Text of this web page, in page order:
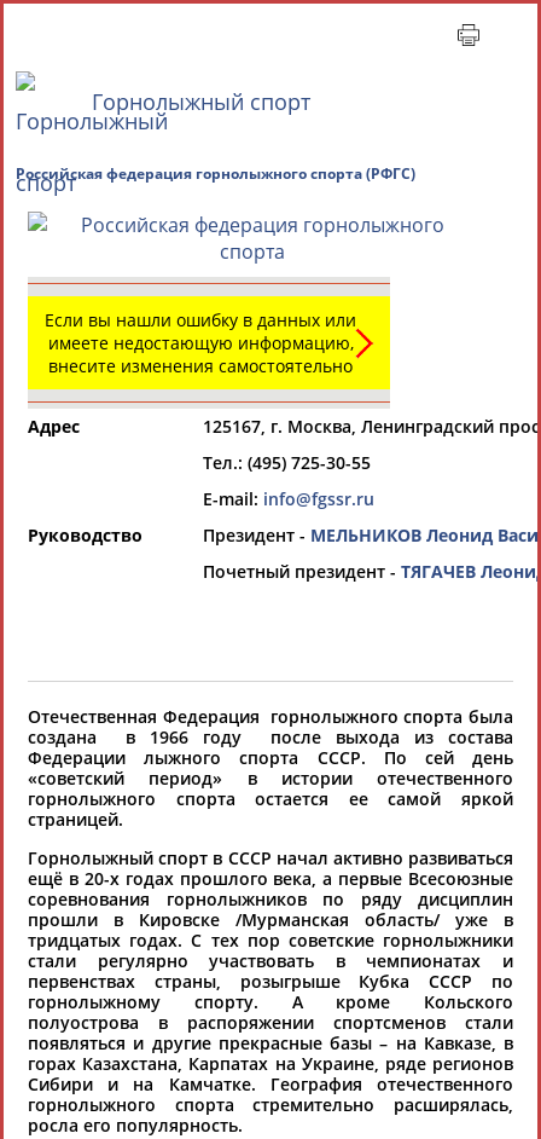
Главная »
ТАБЛО АКТИВНОСТИ
РЕСУРСНАЯ ПЛОЩАДКА
Всероссийские спортивные организации
Выберите другой тип организаций
Вид спорта
Выберите из списка
Если вы решили разместить информацию о
хорошо известной вам спортивной
организации или обнаружили какую-либо
ошибку в уже опубликованных данных и
хотите ее исправить, пожалуйста, вы можете
это сделать самостоятельно
Горнолыжный спорт
Российская федерация горнолыжного спорта
Если вы нашли ошибку в данных или
имеете недостающую информацию,
внесите изменения самостоятельно
Адрес
125167, г. Москва, Ленинградский
Тел.: (495) 725-30-55
E-mail: info@fgssr.ru
Руководство
Президент - МЕЛЬНИКОВ Леонид
Почетный президент - ТЯГАЧЕВ
Отечественная Федерация горнолыжного спорта была
создана в 1966 году после выхода из состава
Федерации лыжного спорта СССР. По сей день
«советский период» в истории отечественного
горнолыжного спорта остается ее самой яркой
страницей.
Горнолыжный спорт в СССР начал активно развиваться
ещё в 20-х годах прошлого века, а первые Всесоюзные
соревнования горнолыжников по ряду дисциплин
прошли в Кировске /Мурманская область/ уже в
тридцатых годах. С тех пор советские горнолыжники
стали регулярно участвовать в чемпионатах и
первенствах страны, розыгрыше Кубка СССР по
горнолыжному спорту. А кроме Кольского
полуострова в распоряжении спортсменов стали
появляться и другие прекрасные базы – на Кавказе, в
горах Казахстана, Карпатах на Украине, ряде регионов
Сибири и на Камчатке. География отечественного
горнолыжного спорта стремительно расширялась,
росла его популярность.